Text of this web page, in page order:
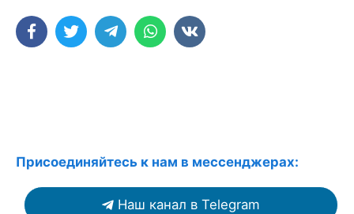
Присоединяйтесь к нам в мессенджерах:
Наш канал в Telegram